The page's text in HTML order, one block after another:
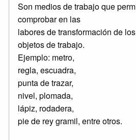
Son medios de trabajo que
comprobar en las
labores de transformación de los
objetos de trabajo.
Ejemplo: metro,
regla, escuadra,
punta de trazar,
nivel, plomada,
lápiz, rodadera,
pie de rey gramil, entre otros.